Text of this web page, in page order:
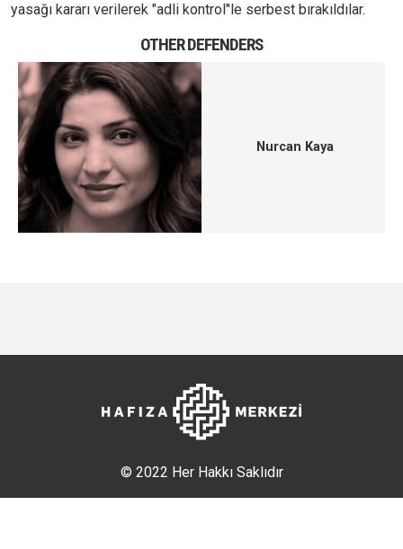
yasağı kararı verilerek "adli kontrol"le serbest bırakıldılar.
OTHER DEFENDERS
Nurcan Kaya
© 2022 Her Hakkı Saklıdır